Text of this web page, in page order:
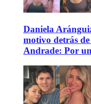
Daniela
motivo detrás
Andrade: Por